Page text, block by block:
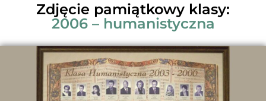
Zdjęcie pamiątkowy klasy:
2006 – humanistyczna